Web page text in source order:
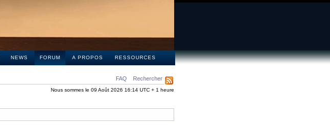
NEWS FORUM A PROPOS RESSOURCES
FAQ Rechercher
Nous sommes le 09 Août 2026 16:14 UTC + 1 heure